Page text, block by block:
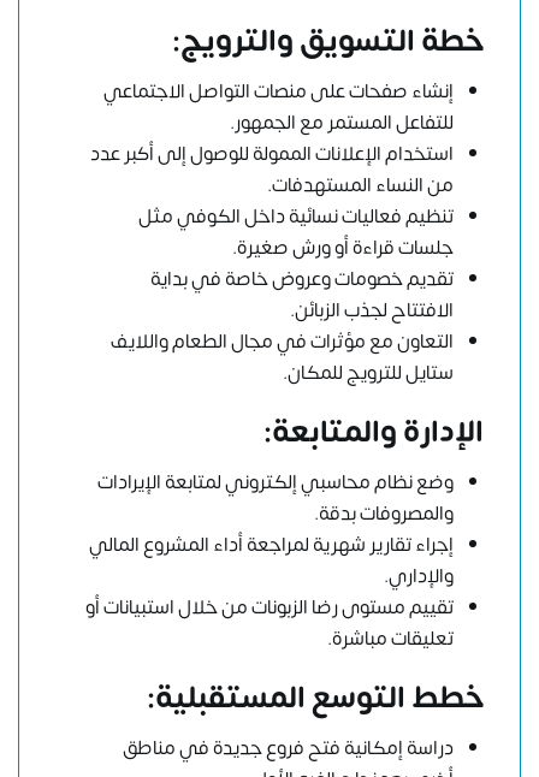
خطة التسويق والترويج:
إنشاء صفحات على منصات التواصل الاجتماعي
للتفاعل المستمر مع الجمهور.
استخدام الإعلانات الممولة للوصول إلى أكبر عدد
من النساء المستهدفات.
تنظيم فعاليات نسائية داخل الكوفي مثل
جلسات قراءة أو ورش صغيرة.
تقديم خصومات وعروض خاصة في بداية
الافتتاح لجذب الزبائن.
التعاون مع مؤثرات في مجال الطعام واللايف
ستايل للترويج للمكان.
الإدارة والمتابعة:
وضع نظام محاسبي إلكتروني لمتابعة الإيرادات
والمصروفات بدقة.
إجراء تقارير شهرية لمراجعة أداء المشروع المالي
والإداري.
تقييم مستوى رضا الزبونات من خلال استبيانات أو
تعليقات مباشرة.
خطط التوسع المستقبلية:
دراسة إمكانية فتح فروع جديدة في مناطق